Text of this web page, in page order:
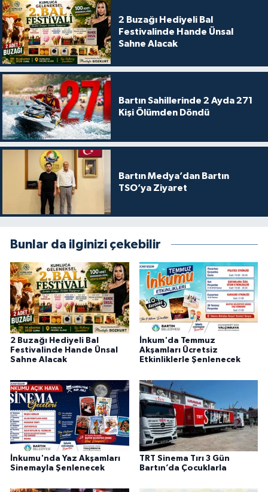
2 Buzağı Hediyeli Bal
Festivalinde Hande Ünsal
Sahne Alacak
Bartın Sahillerinde 2 Ayda 271
Kişi Ölümden Döndü
Bartın Medya’dan Bartın
TSO’ya Ziyaret
Bunlar da ilginizi çekebilir
2 Buzağı Hediyeli Bal
Festivalinde Hande Ünsal
Sahne Alacak
İnkum'da Temmuz
Akşamları Ücretsiz
Etkinliklerle Şenlenecek
İnkumu'nda Yaz Akşamları
Sinemayla Şenlenecek
TRT Sinema Tırı 3 Gün
Bartın’da Çocuklarla